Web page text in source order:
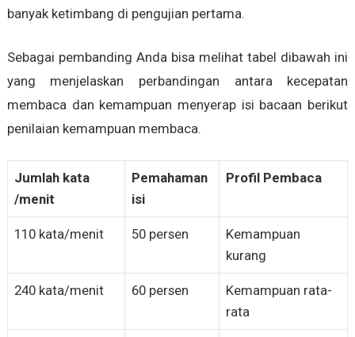
banyak ketimbang di pengujian pertama.
Sebagai pembanding Anda bisa melihat tabel dibawah ini
yang menjelaskan perbandingan antara kecepatan
membaca dan kemampuan menyerap isi bacaan berikut
penilaian kemampuan membaca.
Jumlah kata
/menit
Pemahaman
isi
Profil Pembaca
110 kata/menit 50 persen
Kemampuan
kurang
240 kata/menit 60 persen
Kemampuan rata-
rata